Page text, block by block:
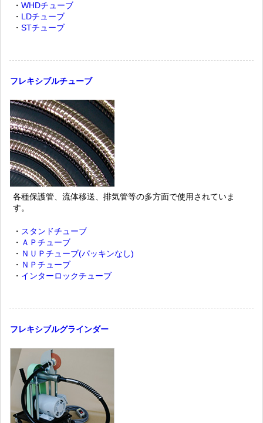
・WHDチューブ
・ LDチューブ
・STチューブ
フレキシブルチューブ
各種保護管、流体移送、排気管等の多方面で使用されていま
す。
・ スタンドチューブ
・ ＡＰチューブ
・ ＮＵＰチューブ(パッキンなし)
・ ＮＰチューブ
・ インターロックチューブ
フレキシブルグラインダー